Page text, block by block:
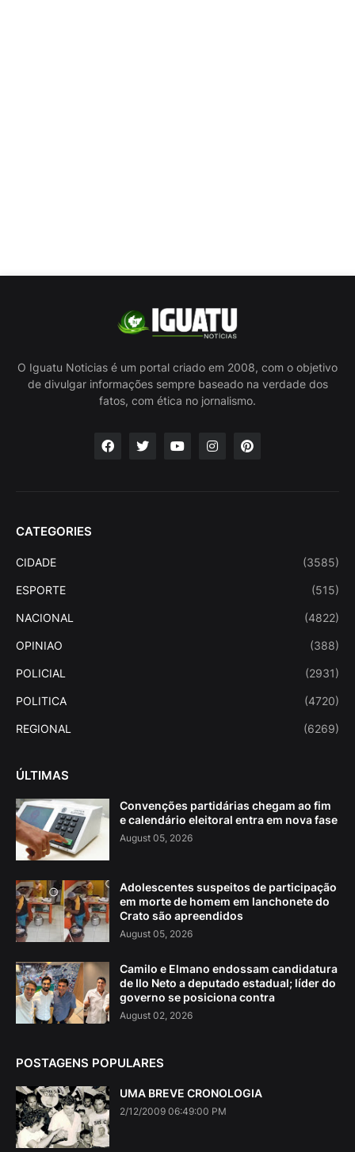
O Iguatu Noticias é um portal criado em 2008, com o objetivo
de divulgar informações sempre baseado na verdade dos
fatos, com ética no jornalismo.
CATEGORIES
CIDADE (3585)
ESPORTE (515)
NACIONAL (4822)
OPINIAO (388)
POLICIAL (2931)
POLITICA (4720)
REGIONAL (6269)
ÚLTIMAS
Convenções partidárias chegam ao fim
e calendário eleitoral entra em nova fase
August 05, 2026
Adolescentes suspeitos de participação
em morte de homem em lanchonete do
Crato são apreendidos
August 05, 2026
Camilo e Elmano endossam candidatura
de Ilo Neto a deputado estadual; líder do
governo se posiciona contra
August 02, 2026
POSTAGENS POPULARES
UMA BREVE CRONOLOGIA
2/12/2009 06:49:00 PM